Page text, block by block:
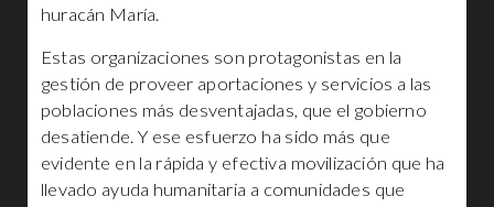
huracán María.
Estas organizaciones son protagonistas en la
gestión de proveer aportaciones y servicios a las
poblaciones más desventajadas, que el gobierno
desatiende. Y ese esfuerzo ha sido más que
evidente en la rápida y efectiva movilización que ha
llevado ayuda humanitaria a comunidades que